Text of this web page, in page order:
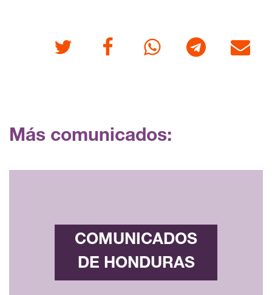
Twitter FacebookWhatsappTelegram Correo
Más comunicados:
COMUNICADOS
DE HONDURAS